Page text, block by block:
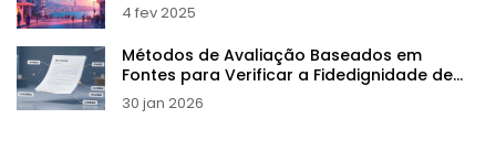
4 fev 2025
Métodos de Avaliação Baseados em
Fontes para Verificar a Fidedignidade de
LLMs
30 jan 2026